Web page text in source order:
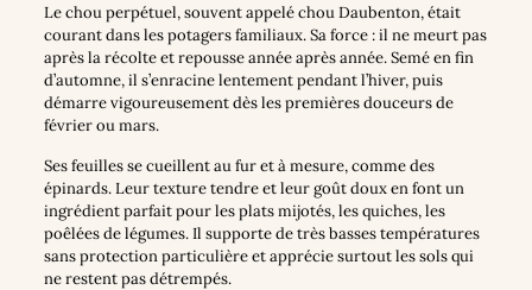
Le chou perpétuel, souvent appelé chou Daubenton, était
courant dans les potagers familiaux. Sa force : il ne meurt pas
après la récolte et repousse année après année. Semé en fin
d’automne, il s’enracine lentement pendant l’hiver, puis
démarre vigoureusement dès les premières douceurs de
février ou mars.
Ses feuilles se cueillent au fur et à mesure, comme des
épinards. Leur texture tendre et leur goût doux en font un
ingrédient parfait pour les plats mijotés, les quiches, les
poêlées de légumes. Il supporte de très basses températures
sans protection particulière et apprécie surtout les sols qui
ne restent pas détrempés.